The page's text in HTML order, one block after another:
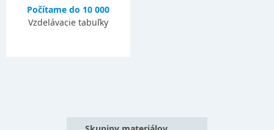
Počítame do 10 000
Vzdelávacie tabuľky